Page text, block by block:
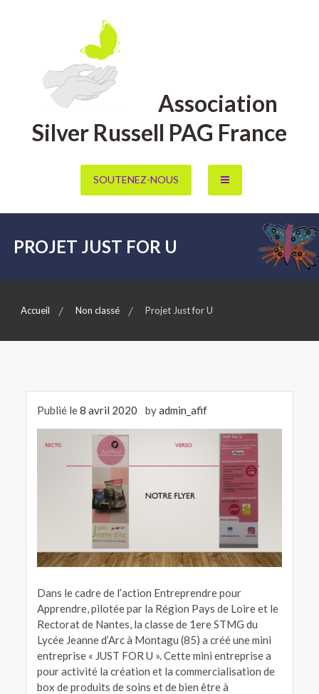
Association
Silver Russell PAG France
SOUTENEZ-NOUS
PROJET JUST FOR U
Accueil Non classé Projet Just for U
Publié le8 avril 2020 byadmin_afif
Dans le cadre de l’action Entreprendre pour
Apprendre, pilotée par la Région Pays de Loire et le
Rectorat de Nantes, la classe de 1ere STMG du
Lycée Jeanne d’Arc à Montagu (85) a créé une mini
entreprise « JUST FOR U ». Cette mini entreprise a
pour activité la création et la commercialisation de
box de produits de soins et de bien être à